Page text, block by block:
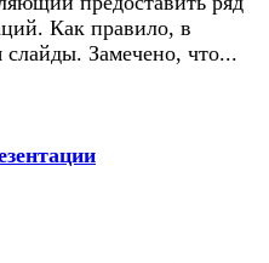
Как правило, в
слайды. Замечено, что...